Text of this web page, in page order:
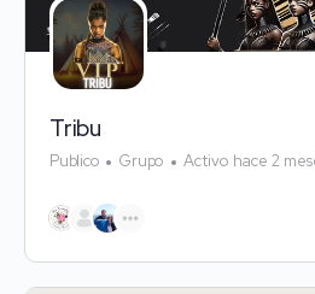
Tribu
Publico Grupo Activo hace 2